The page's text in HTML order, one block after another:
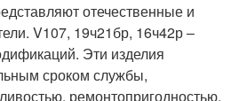
отечественные и
V107, 19ч21бр, 16ч42р –
Эти изделия
сроком службы,
ремонтопригодностью.